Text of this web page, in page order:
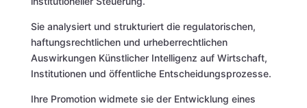
Sie analysiert und strukturiert die regulatorischen,
haftungsrechtlichen und urheberrechtlichen
Auswirkungen Künstlicher Intelligenz auf Wirtschaft,
Institutionen und öffentliche Entscheidungsprozesse.
Ihre Promotion widmete sie der Entwicklung eines